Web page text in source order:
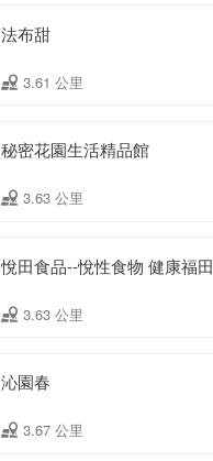
法布甜
3.61 公里
秘密花園生活精品館
3.63 公里
悅田食品--悅性食物 健康福田
3.63 公里
沁園春
3.67 公里